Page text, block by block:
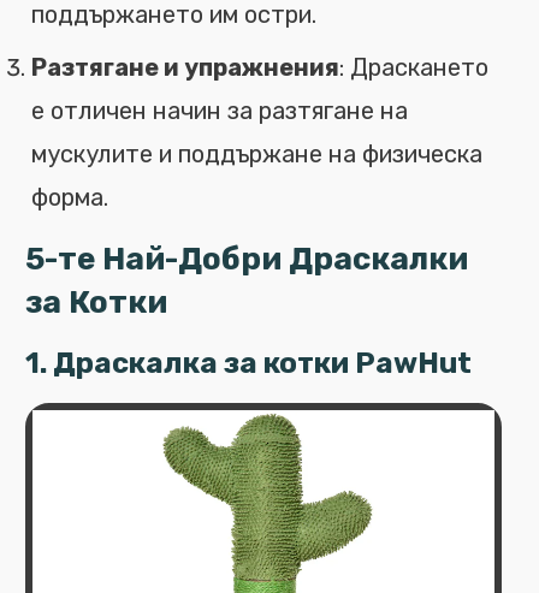
поддържането им остри.
Разтягане и упражнения: Драскането
е отличен начин за разтягане на
мускулите и поддържане на физическа
форма.
5-те Най-Добри Драскалки
за Котки
1. Драскалка за котки PawHut